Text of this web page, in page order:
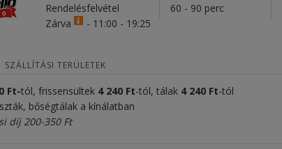
Rendelésfelvétel
Zárva
- 11:00 - 19:25
60 - 90 perc
SZÁLLÍTÁSI TERÜLETEK
Ft-tól, frissensültek 4 240 Ft-tól, tálak 4 240 Ft-tól
bőségtálak a kínálatban
díj 200-350 Ft